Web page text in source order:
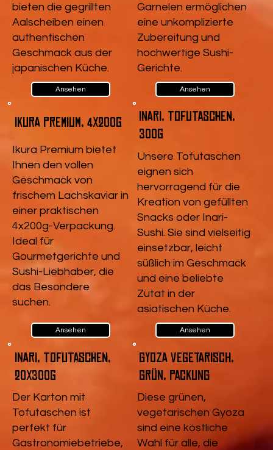
bieten die gegrillten
Aalscheiben einen
authentischen
Geschmack aus der
japanischen Küche.
Ansehen
Garnelen ermöglichen
eine unkomplizierte
Zubereitung und
hochwertige Sushi-
Gerichte.
Ansehen
Ikura Premium, 4x200g
Ikura Premium bietet
Ihnen den vollen
Geschmack von
frischem Lachskaviar in
einer praktischen
4x200g-Verpackung.
Ideal für
Gourmetgerichte und
Sushi-Liebhaber, die
das Besondere
suchen.
Ansehen
Inari, Tofutaschen,
300g
Unsere Tofutaschen
eignen sich
hervorragend für die
Kreation von gefüllten
Snacks oder Inari-
Sushi. Sie sind vielseitig
einsetzbar, leicht
süßlich im Geschmack
und eine beliebte
Zutat in der
asiatischen Küche.
Ansehen
Inari, Tofutaschen,
20x300g
Der Karton mit
Tofutaschen ist
perfekt für
Gastronomiebetriebe,
Gyoza vegetarisch,
Grün, Packung
Diese grünen,
vegetarischen Gyoza
sind eine köstliche
Wahl für alle, die